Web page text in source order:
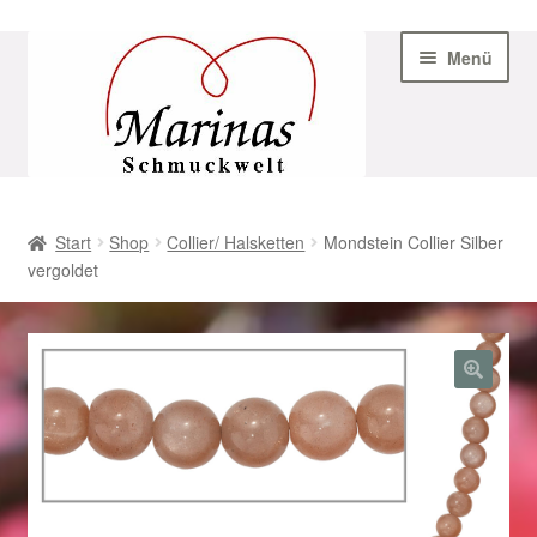
Navigation
Menü
AGB
Beispiel-Seite
Datenschutz
Geschenke zu Ostern 2023
Geschenke zu Ostern 2024
Start Shop Collier/ Halsketten
Mondstein Collier Silber
vergoldet